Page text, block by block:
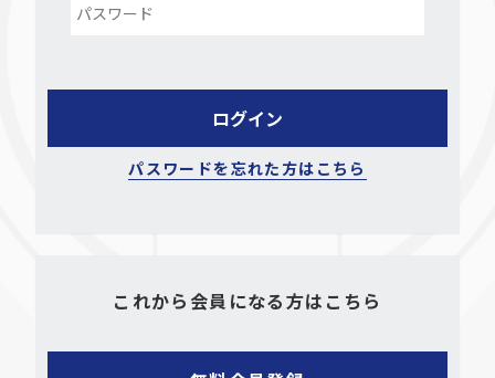
パスワードを忘れた方はこちら
これから会員になる方はこちら